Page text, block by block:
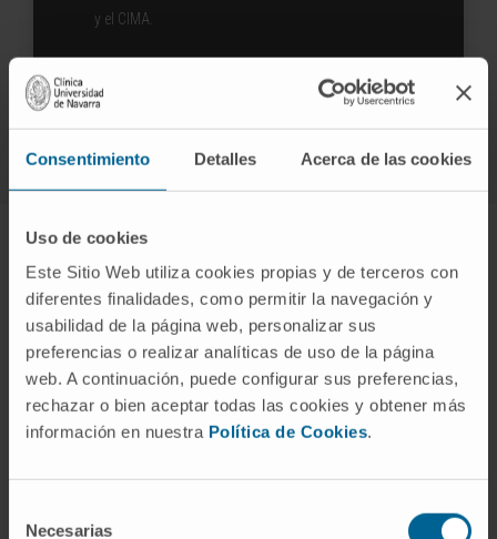
Consentimiento Detalles Acerca de las cookies
Uso de cookies
Este Sitio Web utiliza cookies propias y de terceros con
diferentes finalidades, como permitir la navegación y
usabilidad de la página web, personalizar sus
preferencias o realizar analíticas de uso de la página
web. A continuación, puede configurar sus preferencias,
rechazar o bien aceptar todas las cookies y obtener más
información en nuestra Política de Cookies.
Necesarias
y el CIMA.
ENVIAR SOLICITUD
Plan médico individualizado
Un estudio completo y personalizado para poder
ofrecerle un plan de tratamiento global que consiga la
pérdida de peso deseada